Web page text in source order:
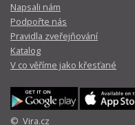
Napsali nám
Podpořte nás
Pravidla zveřejňování
Katalog
V co věříme jako křesťané
© Vira.cz